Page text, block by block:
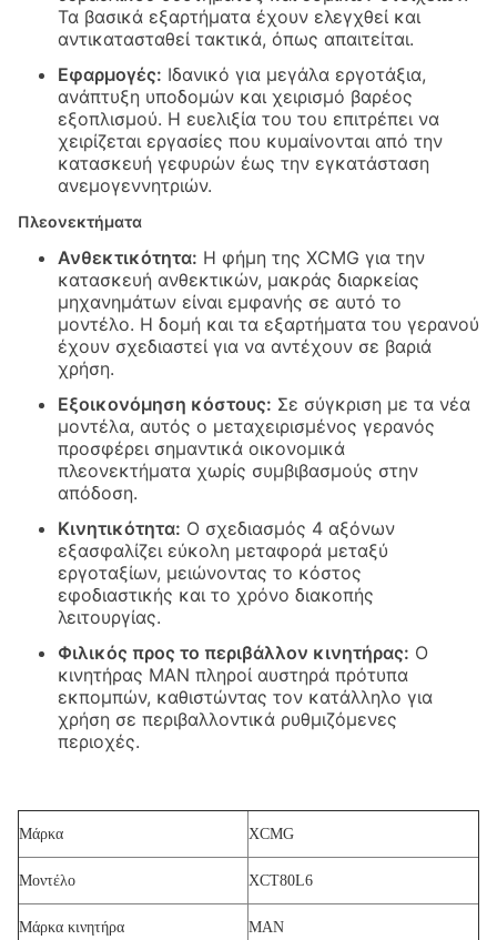
Τα βασικά εξαρτήματα έχουν ελεγχθεί και
αντικατασταθεί τακτικά, όπως απαιτείται.
Εφαρμογές: Ιδανικό για μεγάλα εργοτάξια,
ανάπτυξη υποδομών και χειρισμό βαρέος
εξοπλισμού. Η ευελιξία του του επιτρέπει να
χειρίζεται εργασίες που κυμαίνονται από την
κατασκευή γεφυρών έως την εγκατάσταση
ανεμογεννητριών.
Πλεονεκτήματα
Ανθεκτικότητα: Η φήμη της XCMG για την
κατασκευή ανθεκτικών, μακράς διαρκείας
μηχανημάτων είναι εμφανής σε αυτό το
μοντέλο. Η δομή και τα εξαρτήματα του γερανού
έχουν σχεδιαστεί για να αντέχουν σε βαριά
χρήση.
Εξοικονόμηση κόστους: Σε σύγκριση με τα νέα
μοντέλα, αυτός ο μεταχειρισμένος γερανός
προσφέρει σημαντικά οικονομικά
πλεονεκτήματα χωρίς συμβιβασμούς στην
απόδοση.
Κινητικότητα: Ο σχεδιασμός 4 αξόνων
εξασφαλίζει εύκολη μεταφορά μεταξύ
εργοταξίων, μειώνοντας το κόστος
εφοδιαστικής και το χρόνο διακοπής
λειτουργίας.
Φιλικός προς το περιβάλλον κινητήρας: Ο
κινητήρας MAN πληροί αυστηρά πρότυπα
εκπομπών, καθιστώντας τον κατάλληλο για
χρήση σε περιβαλλοντικά ρυθμιζόμενες
περιοχές.
Μάρκα XCMG
Μοντέλο XCT80L6
Μάρκα κινητήρα MAN